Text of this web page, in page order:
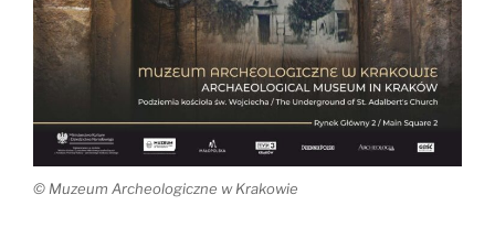
© Muzeum Archeologiczne w Krakowie